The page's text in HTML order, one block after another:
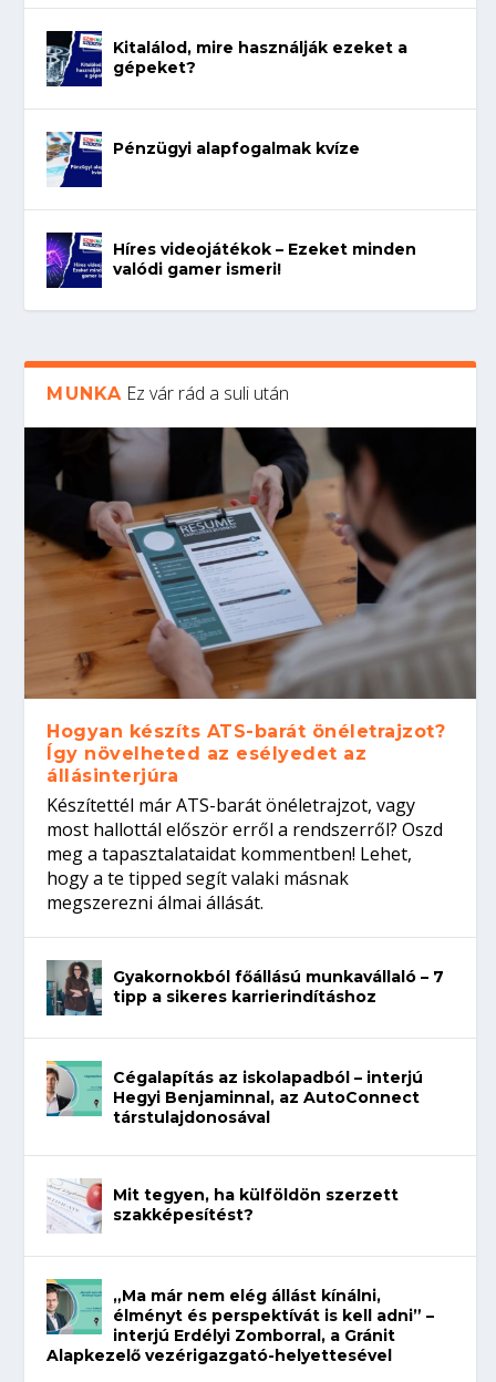
Kitalálod, mire használják ezeket a
gépeket?
Pénzügyi alapfogalmak kvíze
Híres videojátékok – Ezeket minden
valódi gamer ismeri!
MUNKA Ez vár rád a suli után
Hogyan készíts ATS-barát önéletrajzot?
Így növelheted az esélyedet az
állásinterjúra
Készítettél már ATS-barát önéletrajzot, vagy
most hallottál először erről a rendszerről? Oszd
meg a tapasztalataidat kommentben! Lehet,
hogy a te tipped segít valaki másnak
megszerezni álmai állását.
Gyakornokból főállású munkavállaló – 7
tipp a sikeres karrierindításhoz
Cégalapítás az iskolapadból – interjú
Hegyi Benjaminnal, az AutoConnect
társtulajdonosával
Mit tegyen, ha külföldön szerzett
szakképesítést?
„Ma már nem elég állást kínálni,
élményt és perspektívát is kell adni” –
interjú Erdélyi Zomborral, a Gránit
Alapkezelő vezérigazgató-helyettesével